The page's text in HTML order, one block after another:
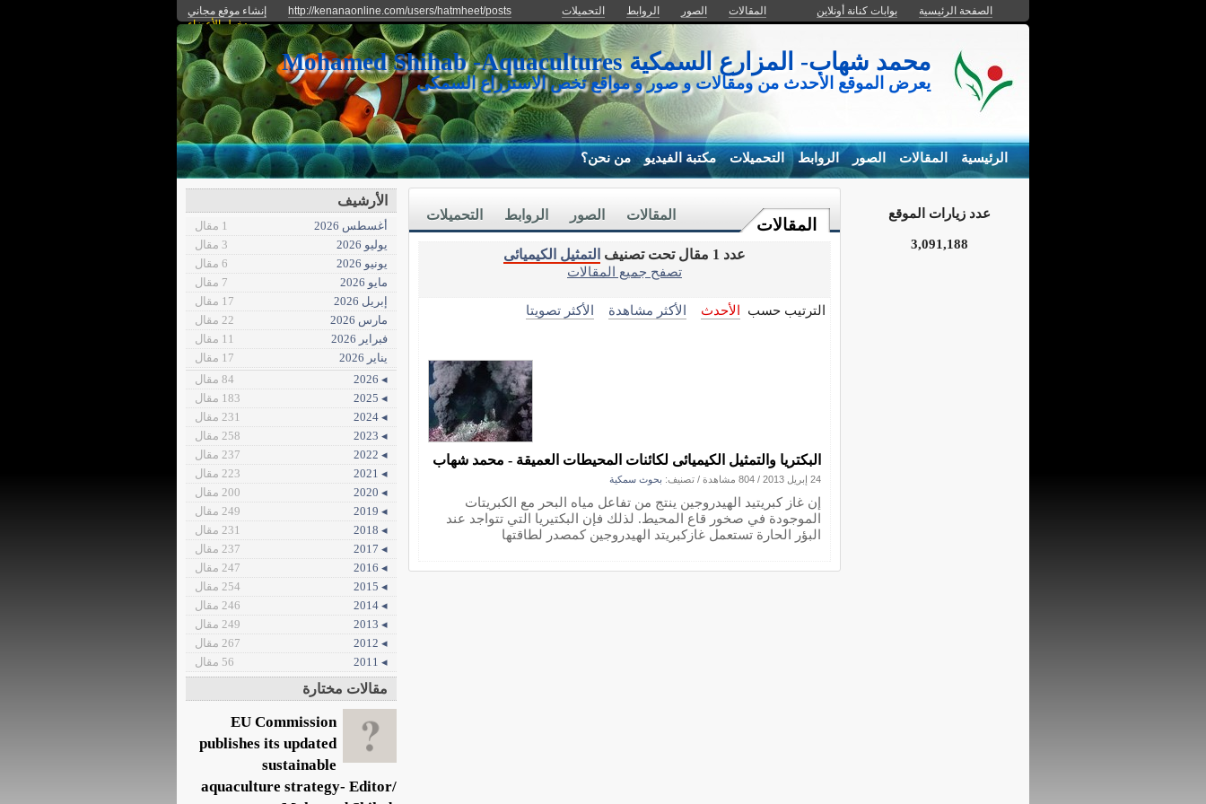
الصفحة الرئيسية بوابات كنانة أونلاين المقالات الصور الروابط التحميلات http://kenanaonline.com/users/hatmheet/posts
إنشاء موقع مجاني
دخول الأعضاء
محمد شهاب- المزارع السمكية Mohamed Shihab -Aquacultures
يعرض الموقع الأحدث من ومقالات و صور و مواقع تخص الاستزراع السمكى
الرئيسية المقالات الصور الروابط التحميلات مكتبة الفيديو من نحن؟
المقالات
التحميلات الروابط الصور المقالات
عدد 1 مقال تحت تصنيف
التمثيل الكيميائى
تصفح جميع المقالات
الترتيب حسب الأحدث الأكثر مشاهدة الأكثر تصويتا
البكتريا والتمثيل الكيميائى لكائنات المحيطات العميقة - محمد شهاب
24 إبريل 2013 / 804 مشاهدة / تصنيف: بحوث سمكية
إن غاز كبريتيد الهيدروجين ينتج من تفاعل مياه البحر مع الكبريتات
الموجودة في صخور قاع المحيط. لذلك فإن البكتيريا التي تتواجد عند
البؤر الحارة تستعمل غازكبريتد الهيدروجين كمصدر لطاقتها
عدد زيارات الموقع
3,091,188
الأرشيف
أغسطس 2026
1 مقال
يوليو 2026
3 مقال
يونيو 2026
6 مقال
مايو 2026
7 مقال
إبريل 2026
17 مقال
مارس 2026
22 مقال
فبراير 2026
11 مقال
يناير 2026
17 مقال
◂ 2026
84 مقال
◂ 2025
183 مقال
◂ 2024
231 مقال
◂ 2023
258 مقال
◂ 2022
237 مقال
◂ 2021
223 مقال
◂ 2020
200 مقال
◂ 2019
249 مقال
◂ 2018
231 مقال
◂ 2017
237 مقال
◂ 2016
247 مقال
◂ 2015
254 مقال
◂ 2014
246 مقال
◂ 2013
249 مقال
◂ 2012
267 مقال
◂ 2011
56 مقال
مقالات مختارة
EU Commission
publishes its updated
sustainable
aquaculture strategy- Editor/